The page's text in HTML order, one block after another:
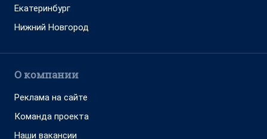
Екатеринбург
Нижний Новгород
О компании
Реклама на сайте
Команда проекта
Наши вакансии